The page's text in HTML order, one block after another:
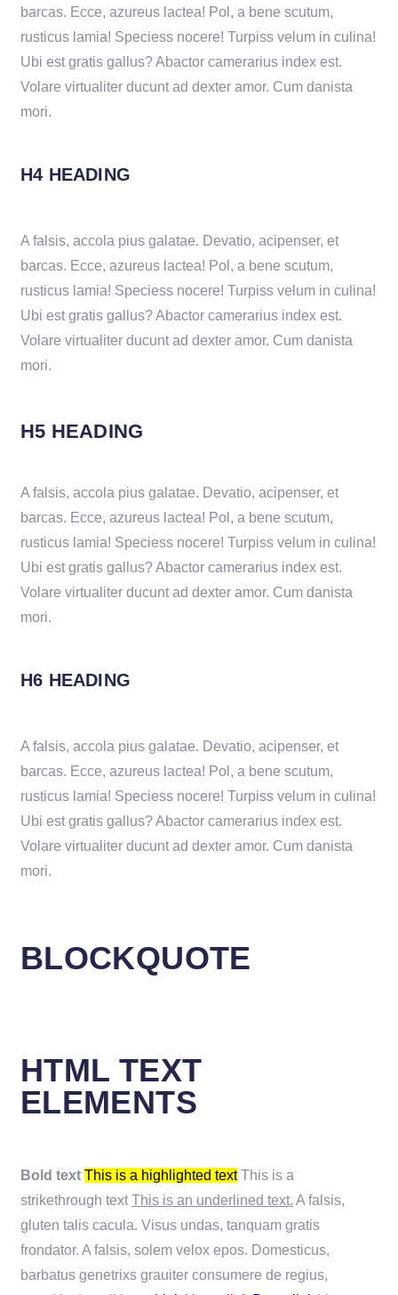
barcas. Ecce, azureus lactea! Pol, a bene scutum,
rusticus lamia! Speciess nocere! Turpiss velum in culina!
Ubi est gratis gallus? Abactor camerarius index est.
Volare virtualiter ducunt ad dexter amor. Cum danista
mori.
H4 HEADING
A falsis, accola pius galatae. Devatio, acipenser, et
barcas. Ecce, azureus lactea! Pol, a bene scutum,
rusticus lamia! Speciess nocere! Turpiss velum in culina!
Ubi est gratis gallus? Abactor camerarius index est.
Volare virtualiter ducunt ad dexter amor. Cum danista
mori.
H5 HEADING
A falsis, accola pius galatae. Devatio, acipenser, et
barcas. Ecce, azureus lactea! Pol, a bene scutum,
rusticus lamia! Speciess nocere! Turpiss velum in culina!
Ubi est gratis gallus? Abactor camerarius index est.
Volare virtualiter ducunt ad dexter amor. Cum danista
mori.
H6 HEADING
A falsis, accola pius galatae. Devatio, acipenser, et
barcas. Ecce, azureus lactea! Pol, a bene scutum,
rusticus lamia! Speciess nocere! Turpiss velum in culina!
Ubi est gratis gallus? Abactor camerarius index est.
Volare virtualiter ducunt ad dexter amor. Cum danista
mori.
BLOCKQUOTE
HTML TEXT
ELEMENTS
Bold text This is a highlighted text This is a
strikethrough text This is an underlined text. A falsis,
gluten talis cacula. Visus undas, tanquam gratis
frondator. A falsis, solem velox epos. Domesticus,
barbatus genetrixs grauiter consumere de regius,